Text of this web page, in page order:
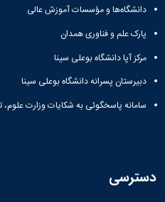
معظم
رهبری
تماس
روابط
عمومی
آدرس
آموزش
سایر
تقویم
آموزشی
نظامنامه
اخلاق
آموزش
آزمایشگاه
باستان
شناسی
آزمایشگاه
هوش
ربات
بینایی
مرکزی
و
رزن
صنایع
غذایی
بهار
مجتمع
آموزش
دختران)
زمین
چمن
سالن‌های
ورزشی
تفریحی-
سیاحتی
باغ
دانشگاه
دانشگاه
دانشگاه‌ها و مؤسسات آموزش عالی
پارک علم و فناوری همدان
مرکز آپا دانشگاه بوعلی سینا
دبیرستان پسرانه دانشگاه بوعلی سینا
سامانه پاسخگوئی به شکایات وزارت
دسترسی